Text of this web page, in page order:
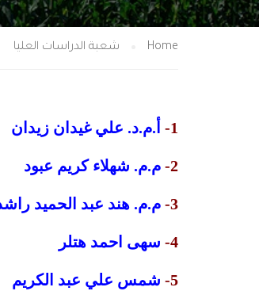
Home شعبة الدراسات العليا
1- أ.م.د. علي غيدان زيدان
2- م.م. شهلاء كريم عبود
3- م.م. هند عبد الحميد
4- سهى احمد هتلر
5- شمس علي عبد الكريم